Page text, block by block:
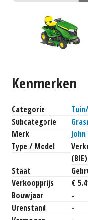
Kenmerken
Categorie
Subcategorie
Merk
Type / Model
Staat
Verkoopprijs
€
Bouwjaar
-
Urenstand
-